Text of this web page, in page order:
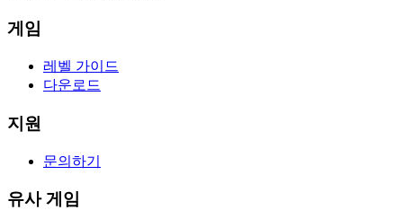
게임
레벨 가이드
다운로드
지원
문의하기
유사 게임